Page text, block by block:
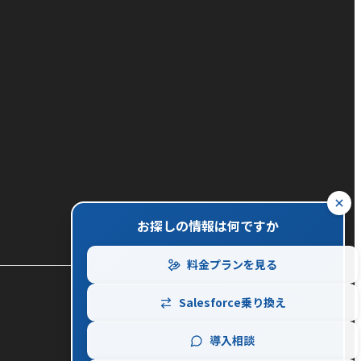
お探しの情報は何ですか
料金プランを見る
Salesforce乗り換え
導入相談
close